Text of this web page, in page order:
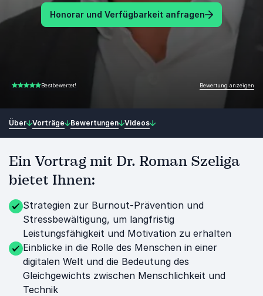
Honorar und Verfügbarkeit anfragen
5.00 von 5 Bestbewertet! Bewertung anzeigen
Über Vorträge Bewertungen Videos
Ein Vortrag mit Dr. Roman Szeliga
bietet Ihnen:
Strategien zur Burnout-Prävention und
Stressbewältigung, um langfristig
Leistungsfähigkeit und Motivation zu erhalten
Einblicke in die Rolle des Menschen in einer
digitalen Welt und die Bedeutung des
Gleichgewichts zwischen Menschlichkeit und
Technik